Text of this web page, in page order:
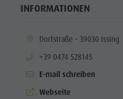
INFORMATIONEN
aria.location:
Dorfstraße - 39030 Issing
aria.phone:
+39 0474 528145
E-mail schreiben
aria.website:
Webseite